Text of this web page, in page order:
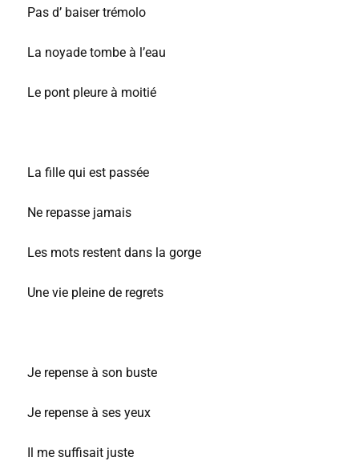
Pas d’ baiser trémolo
La noyade tombe à l’eau
Le pont pleure à moitié
La fille qui est passée
Ne repasse jamais
Les mots restent dans la gorge
Une vie pleine de regrets
Je repense à son buste
Je repense à ses yeux
Il me suffisait juste